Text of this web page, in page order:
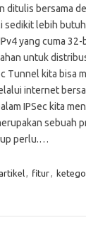
ditulis bersama
sedikit lebih
yang cuma 32-
untuk
Tunnel kita bisa
internet
IPSec kita
sebuah
perlu.…
artikel fitur